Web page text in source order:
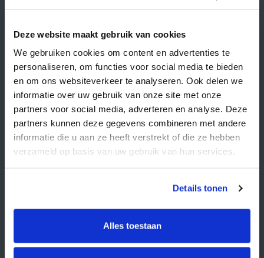
Deze website maakt gebruik van cookies
We gebruiken cookies om content en advertenties te
personaliseren, om functies voor social media te bieden
en om ons websiteverkeer te analyseren. Ook delen we
informatie over uw gebruik van onze site met onze
partners voor social media, adverteren en analyse. Deze
partners kunnen deze gegevens combineren met andere
informatie die u aan ze heeft verstrekt of die ze hebben
verzameld op basis van uw gebruik van hun services.
Details tonen
Alles toestaan
3861 RJ Nijkerk
KvK nummer: 66384737
BTW nummer: NL856526605B01
Klantenservice
Over Supply Service B.V.
Veelgestelde vragen
Privacy statement
Nieuwsbrief